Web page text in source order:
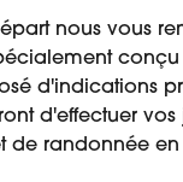
nous vous
d'indications
d'effectuer vos
de randonnée en